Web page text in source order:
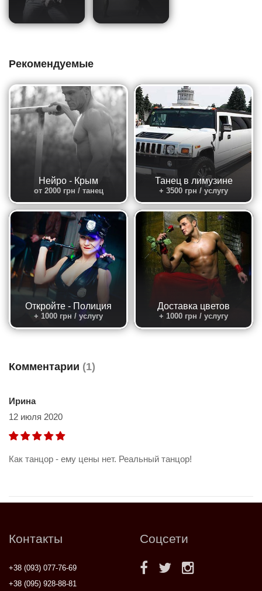
Рекомендуемые
Нейро - Крым
от 2000 грн / танец
Танец в лимузине
+ 3500 грн / услугу
Откройте - Полиция
+ 1000 грн / услугу
Доставка цветов
+ 1000 грн / услугу
Комментарии (1)
Ирина
12 июля 2020
Как танцор - ему цены нет. Реальный танцор!
Контакты
+38 (093) 077-76-69
+38 (095) 928-88-81
Соцсети